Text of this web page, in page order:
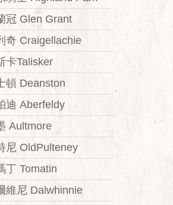
冠 Glen Grant
奇 Craigellachie
卡Talisker
頓 Deanston
迪 Aberfeldy
Aultmore
尼 OldPulteney
丁 Tomatin
維尼 Dalwhinnie